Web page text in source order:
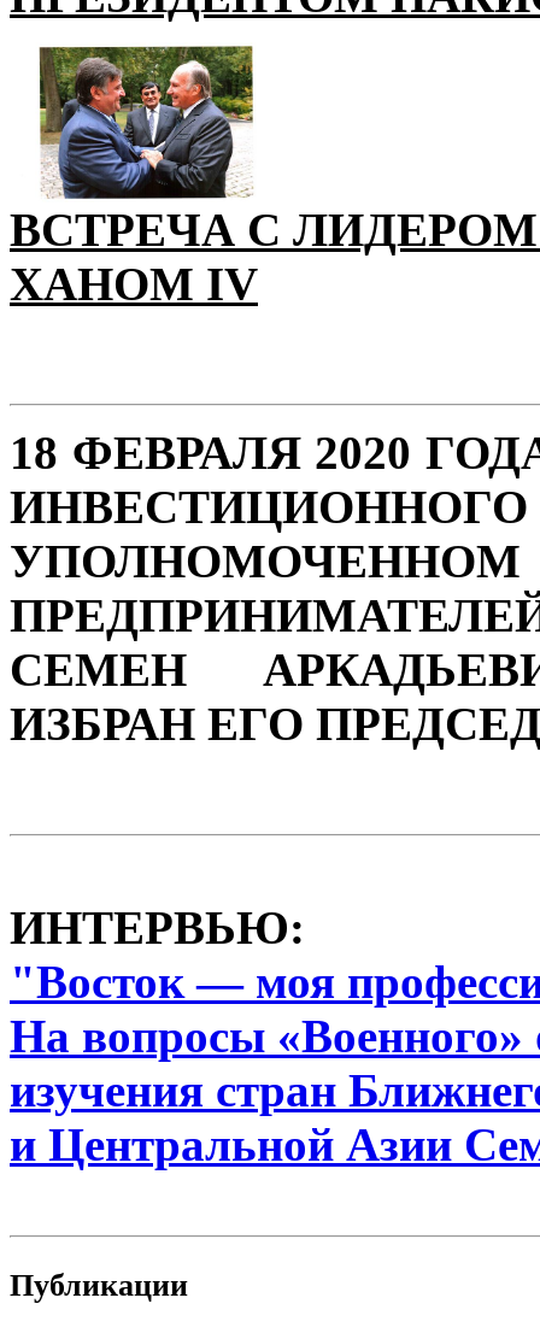
ВСТРЕЧА С
ХАНОМ IV
18 ФЕВРАЛЯ 2020
СЕМЕН
ИЗБРАН ЕГО
ИНТЕРВЬЮ:
"Восток — моя
На вопросы «Военного»
изучения стран
и Центральной Азии
Публикации